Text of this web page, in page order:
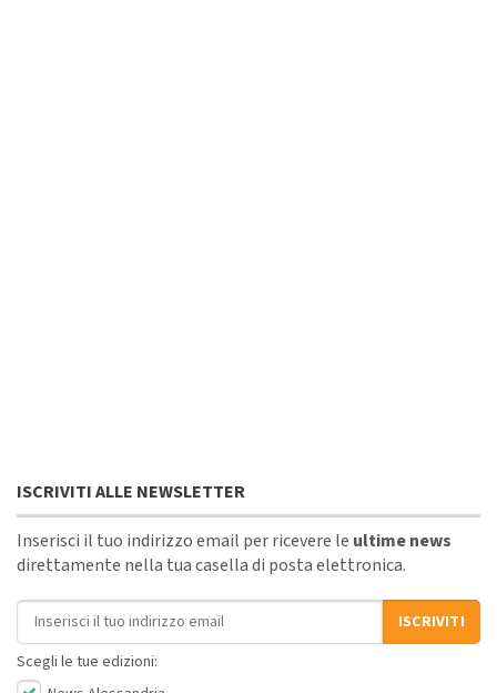
ISCRIVITI ALLE NEWSLETTER
Inserisci il tuo indirizzo email per ricevere le ultime news
direttamente nella tua casella di posta elettronica.
Indirizzo email
ISCRIVITI
Scegli le tue edizioni: